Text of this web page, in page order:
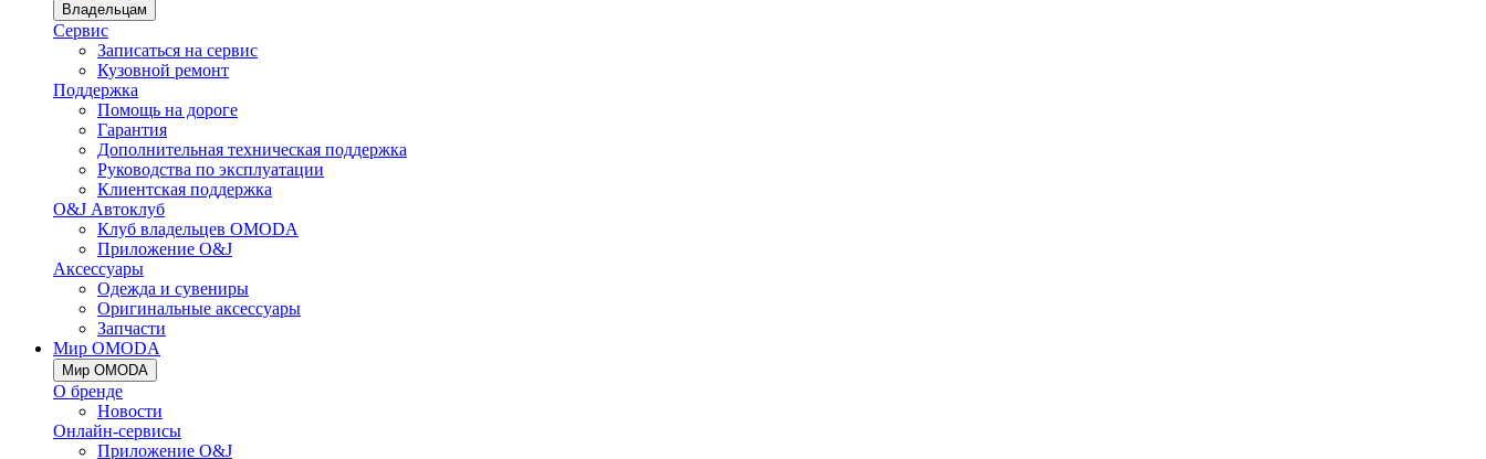
Владельцам
Сервис
Записаться на сервис
Кузовной ремонт
Поддержка
Помощь на дороге
Гарантия
Дополнительная техническая поддержка
Руководства по эксплуатации
Клиентская поддержка
O&J Автоклуб
Клуб владельцев OMODA
Приложение O&J
Аксессуары
Одежда и сувениры
Оригинальные аксессуары
Запчасти
Мир OMODA
Мир OMODA
О бренде
Новости
Онлайн-сервисы
Приложение O&J